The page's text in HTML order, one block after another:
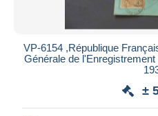
VP-6154 ,République
Générale de
±